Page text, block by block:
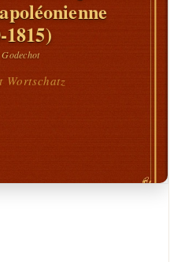
1815)
Wortschatz